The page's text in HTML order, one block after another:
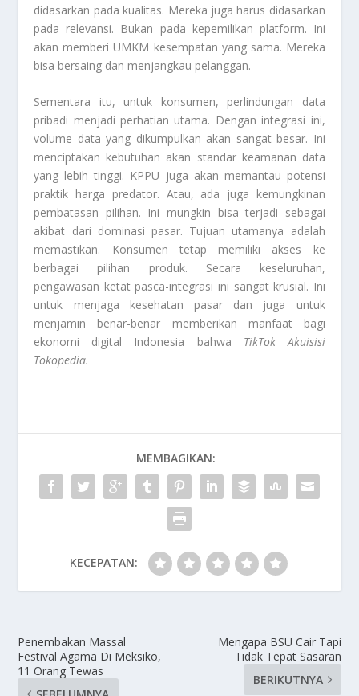
didasarkan pada kualitas. Mereka juga harus didasarkan
pada relevansi. Bukan pada kepemilikan platform. Ini
akan memberi UMKM kesempatan yang sama. Mereka
bisa bersaing dan menjangkau pelanggan.
Sementara itu, untuk konsumen, perlindungan data
pribadi menjadi perhatian utama. Dengan integrasi ini,
volume data yang dikumpulkan akan sangat besar. Ini
menciptakan kebutuhan akan standar keamanan data
yang lebih tinggi. KPPU juga akan memantau potensi
praktik harga predator. Atau, ada juga kemungkinan
pembatasan pilihan. Ini mungkin bisa terjadi sebagai
akibat dari dominasi pasar. Tujuan utamanya adalah
memastikan. Konsumen tetap memiliki akses ke
berbagai pilihan produk. Secara keseluruhan,
pengawasan ketat pasca-integrasi ini sangat krusial. Ini
untuk menjaga kesehatan pasar dan juga untuk
menjamin benar-benar memberikan manfaat bagi
ekonomi digital Indonesia bahwa TikTok Akuisisi
Tokopedia.
MEMBAGIKAN:
KECEPATAN:
Penembakan Massal
Festival Agama Di Meksiko,
11 Orang Tewas
Mengapa BSU Cair Tapi
Tidak Tepat Sasaran
BERIKUTNYA